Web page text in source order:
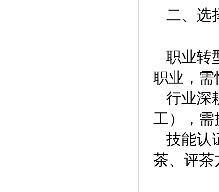
二、选
职业转
职业，需
行业深
工），需
技能认
茶、评茶